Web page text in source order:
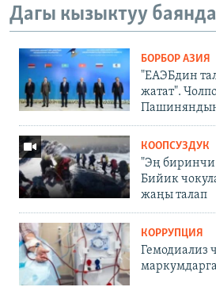
Дагы кызыктуу
БОРБОР АЗИЯ
"ЕАЭБдин
жатат".
КООПСУЗДУК
"Эң биринчи
Бийик
жаңы талап
КОРРУПЦИЯ
Гемодиализ